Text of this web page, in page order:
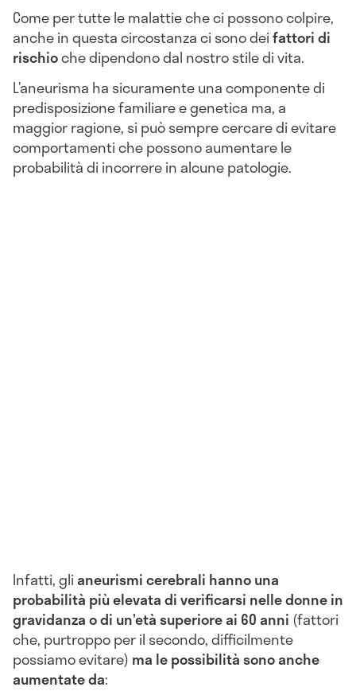
Come per tutte le malattie che ci possono colpire,
anche in questa circostanza ci sono deifattori di
rischioche dipendono dal nostro stile di vita.
L’aneurisma ha sicuramente una componente di
predisposizione familiare e genetica ma, a
maggior ragione, si può sempre cercare di evitare
comportamenti che possono aumentare le
probabilità di incorrere in alcune patologie.
Infatti, glianeurismi cerebrali hanno una
probabilità più elevata di verificarsi nelle donne in
gravidanza o di un’età superiore ai 60 anni (fattori
che, purtroppo per il secondo, difficilmente
possiamo evitare) ma le possibilità sono anche
aumentate da: